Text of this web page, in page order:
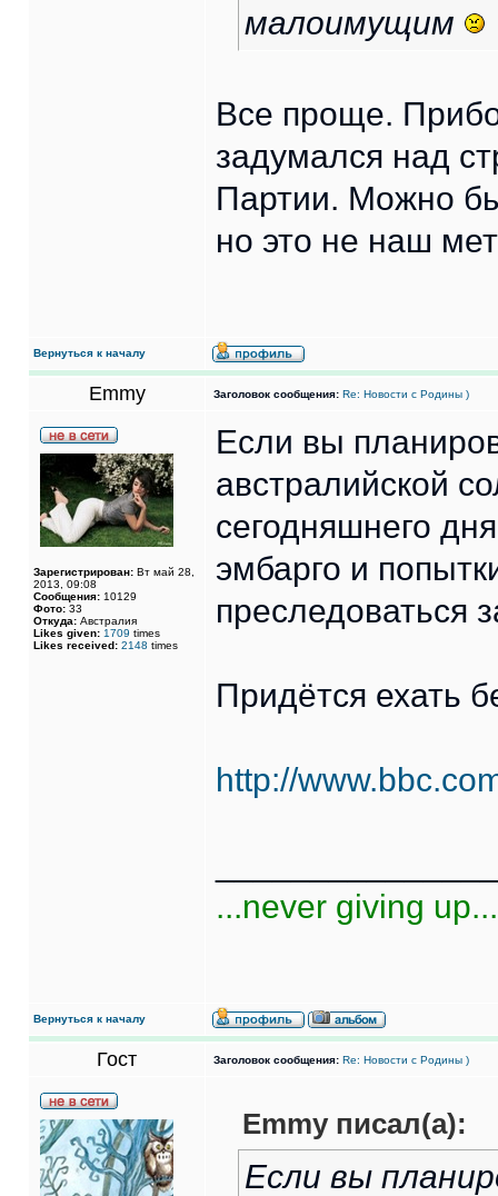
малоимущим
Все проще.
задумался над
Партии. Можно
но это не наш
Вернуться к началу
Emmy Заголовок сообщения: Re: Новости с Родины )
Зарегистрирован: Вт май 28,
2013, 09:08
Сообщения: 10129
Фото: 33
Откуда: Австралия
Likes given: 1709 times
Likes received: 2148 times
Если вы
австралийской
сегодняшнего
эмбарго и
преследоваться
Придётся ехать
http://
...never giving up...
Вернуться к началу
Гост Заголовок сообщения: Re: Новости с Родины )
Emmy писал(а):
Если вы